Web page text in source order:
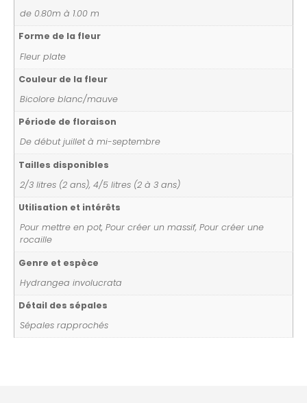
de 0.80m à 1.00 m
Forme de la fleur
Fleur plate
Couleur de la fleur
Bicolore blanc/mauve
Période de floraison
De début juillet à mi-septembre
Tailles disponibles
2/3 litres (2 ans), 4/5 litres (2 à 3 ans)
Utilisation et intérêts
Pour mettre en pot, Pour créer un massif, Pour créer une
rocaille
Genre et espèce
Hydrangea involucrata
Détail des sépales
Sépales rapprochés